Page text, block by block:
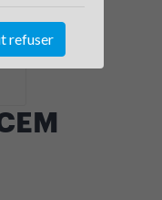
refuser